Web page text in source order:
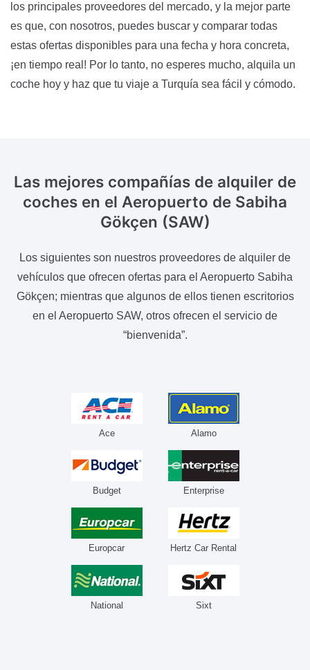
los principales proveedores del mercado, y la mejor parte
es que, con nosotros, puedes buscar y comparar todas
estas ofertas disponibles para una fecha y hora concreta,
¡en tiempo real! Por lo tanto, no esperes mucho, alquila un
coche hoy y haz que tu viaje a Turquía sea fácil y cómodo.
Las mejores compañías de alquiler de
coches en el Aeropuerto de Sabiha
Gökçen (SAW)
Los siguientes son nuestros proveedores de alquiler de
vehículos que ofrecen ofertas para el Aeropuerto Sabiha
Gökçen; mientras que algunos de ellos tienen escritorios
en el Aeropuerto SAW, otros ofrecen el servicio de
“bienvenida”.
Ace Alamo
Budget Enterprise
Europcar Hertz Car Rental
National Sixt